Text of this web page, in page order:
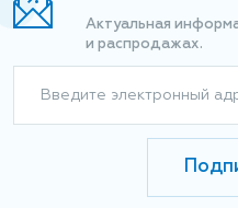
Актуальная
и распродажах.
Введите электронный